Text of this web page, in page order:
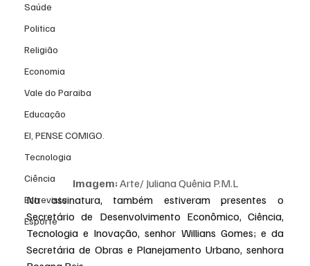
Saúde
Politica
Religião
Economia
Vale do Paraiba
Educação
EI, PENSE COMIGO.
Tecnologia
Ciência
Entrevista
Esporte
Imagem: Arte/ Juliana Quênia P.M.L
Na assinatura, também estiveram presentes o
Secretário de Desenvolvimento Econômico, Ciência,
Tecnologia e Inovação, senhor Willians Gomes; e da
Secretária de Obras e Planejamento Urbano, senhora